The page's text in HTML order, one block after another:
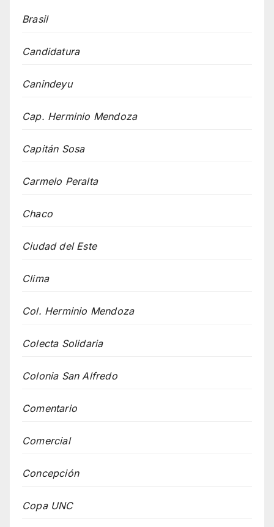
Brasil
Candidatura
Canindeyu
Cap. Herminio Mendoza
Capitán Sosa
Carmelo Peralta
Chaco
Ciudad del Este
Clima
Col. Herminio Mendoza
Colecta Solidaria
Colonia San Alfredo
Comentario
Comercial
Concepción
Copa UNC